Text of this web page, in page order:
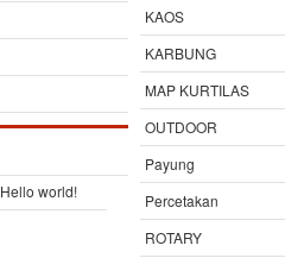
Hello world!
KAOS
KARBUNG
MAP KURTILAS
OUTDOOR
Payung
Percetakan
ROTARY